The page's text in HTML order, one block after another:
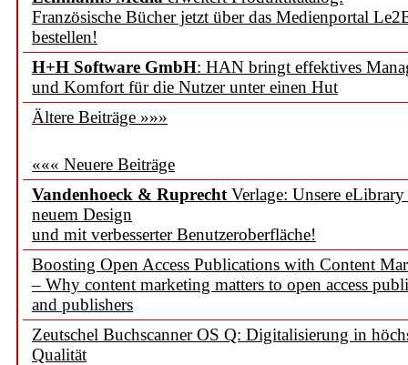
Französische Bücher jetzt über das Medienportal
bestellen!
H+H Software GmbH: HAN bringt effektives
und Komfort für die Nutzer unter einen Hut
Ältere Beiträge »»»
««« Neuere Beiträge
Vandenhoeck & Ruprecht Verlage: Unsere
neuem Design
und mit verbesserter Benutzeroberfläche!
Boosting Open Access Publications with Content
– Why content marketing matters to open access
and publishers
Zeutschel Buchscanner OS Q: Digitalisierung in
Qualität